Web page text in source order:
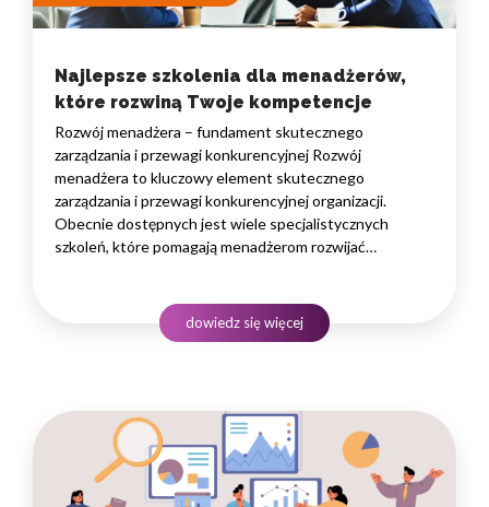
Najlepsze szkolenia dla menadżerów,
które rozwiną Twoje kompetencje
Rozwój menadżera – fundament skutecznego
zarządzania i przewagi konkurencyjnej Rozwój
menadżera to kluczowy element skutecznego
zarządzania i przewagi konkurencyjnej organizacji.
Obecnie dostępnych jest wiele specjalistycznych
szkoleń, które pomagają menadżerom rozwijać
szkolenia dla menadżerów mogą pomóc w budowaniu
silnych zespołów, zwiększaniu produktywności
dowiedz się więcej